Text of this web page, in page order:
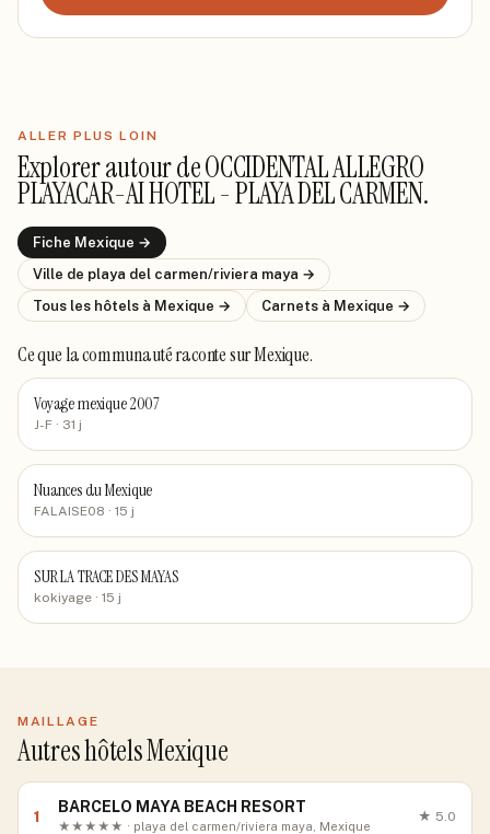
ALLER PLUS LOIN
Explorer autour deOCCIDENTAL ALLEGRO
PLAYACAR-AI HOTEL - PLAYA DEL CARMEN.
Fiche Mexique →
Ville de playa del carmen/riviera maya →
Tous les hôtels à Mexique → Carnets à Mexique →
Ce que la communauté racontesur Mexique.
Voyage mexique 2007
J-F · 31 j
Nuances du Mexique
FALAISE08 · 15 j
SUR LA TRACE DES MAYAS
kokiyage · 15 j
MAILLAGE
Autres hôtels Mexique
1
BARCELO MAYA BEACH RESORT
★★★★★ · playa del carmen/riviera maya, Mexique
★ 5.0